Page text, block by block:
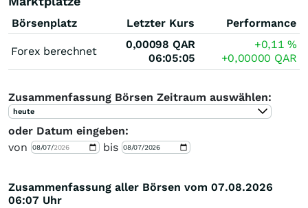
Börsenplatz Letzter Kurs Performance
Forex berechnet
0,00098 QAR
06:05:05
+0,11%
+0,00000 QAR
Zusammenfassung Börsen Zeitraum auswählen:
heute
oder Datum eingeben:
von
bis
Zusammenfassung aller Börsen vom 07.08.2026
06:07 Uhr